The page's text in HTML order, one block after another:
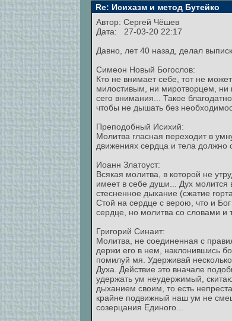
Re: Исихазм и метод Бутейко
Автор: Сергей Чёшев
Дата: 27-03-20 22:17
Давно, лет 40 назад, делал
Симеон Новый Богослов:
Кто не внимает себе, тот не
милостивым, ни миротворцем, ни
сего внимания... Такое
чтобы не дышать без
Преподобный Исихий:
Молитва гласная переходит в
движениях сердца и тела должно
Иоанн Златоуст:
Всякая молитва, в которой не
имеет в себе души... Дух молится
стесненное дыхание (сжатие
Стой на сердце с верою, что и
сердце, но молитва со словами и
Григорий Синаит:
Молитва, не соединенная с
держи его в нем, наклонившись
помилуй мя. Удерживай
Духа. Действие это вначале
удержать ум неудержимый,
дыханием своим, то есть
крайне подвижный наш ум не
созерцания Единого...